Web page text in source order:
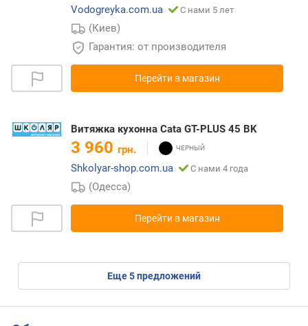
Vodogreyka.com.ua
С нами 5 лет
(Киев)
Гарантия: от производителя
Перейти в магазин
Витяжка кухонна Cata GT-PLUS 45 BK
3 960 грн.
Shkolyar-shop.com.ua
С нами 4 года
(Одесса)
Перейти в магазин
eще5предложений